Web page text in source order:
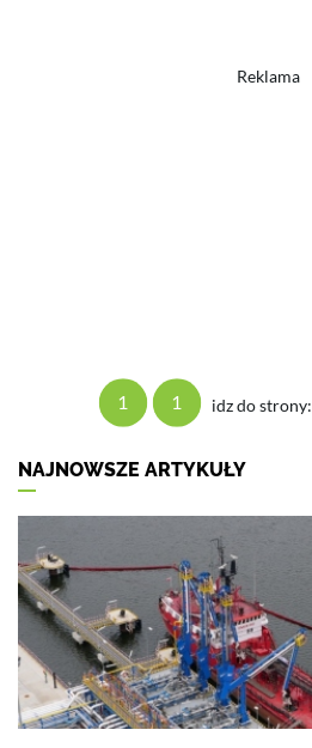
Reklama
1 1 idz do strony:
NAJNOWSZE ARTYKUŁY